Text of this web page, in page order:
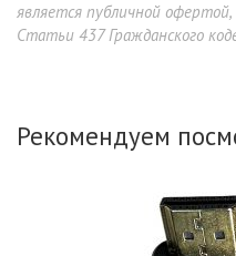
является публичной
Статьи 437 Гражданского
Рекомендуем